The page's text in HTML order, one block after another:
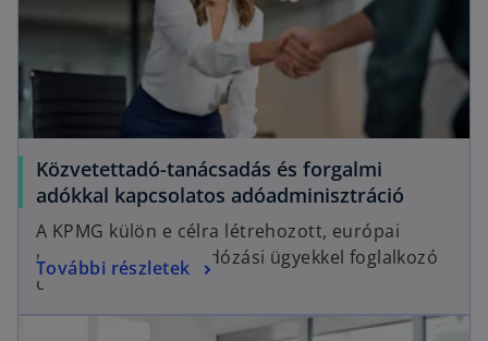
Közvetettadó-tanácsadás és forgalmi
adókkal kapcsolatos adóadminisztráció
A KPMG külön e célra létrehozott, európai
uniós és közvetett adózási ügyekkel foglalkozó
csoportja.
További részletek